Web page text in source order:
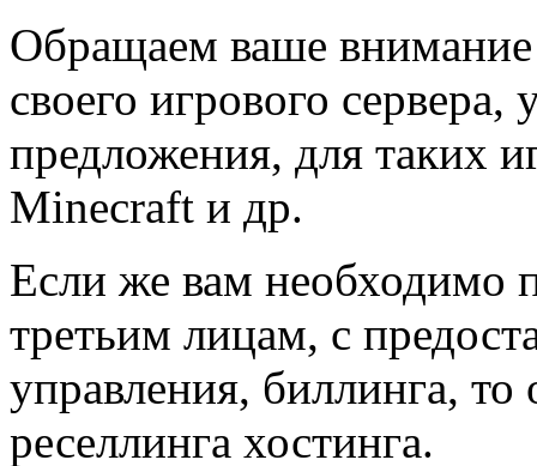
Обращаем ваше внимание
своего игрового сервера,
предложения, для таких
Minecraft и др.
Если же вам необходимо
третьим лицам, с
управления, биллинга, то
реселлинга хостинга.